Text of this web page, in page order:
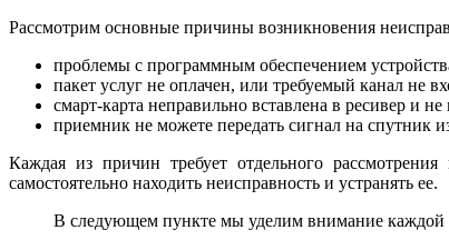
Рассмотрим основные причины возникновения
проблемы с программным обеспечением
пакет услуг не оплачен, или требуемый канал не
смарт-карта неправильно вставлена в ресивер и
приемник не можете передать сигнал на спутник
Каждая из причин требует отдельного
самостоятельно находить неисправность и устранять ее.
В следующем пункте мы уделим внимание